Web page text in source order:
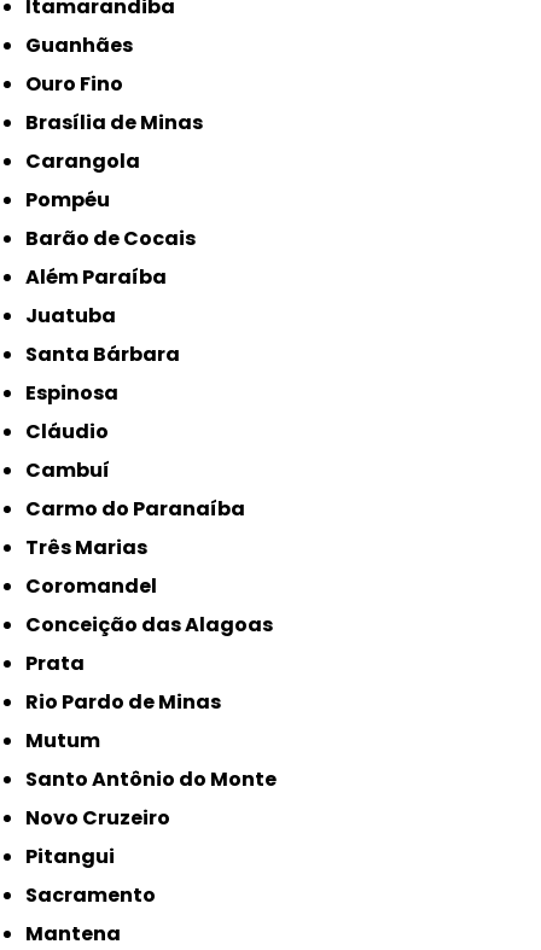
Itamarandiba
Guanhães
Ouro Fino
Brasília de Minas
Carangola
Pompéu
Barão de Cocais
Além Paraíba
Juatuba
Santa Bárbara
Espinosa
Cláudio
Cambuí
Carmo do Paranaíba
Três Marias
Coromandel
Conceição das Alagoas
Prata
Rio Pardo de Minas
Mutum
Santo Antônio do Monte
Novo Cruzeiro
Pitangui
Sacramento
Mantena